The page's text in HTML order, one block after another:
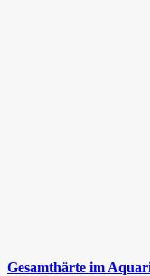
Gesamthärte im